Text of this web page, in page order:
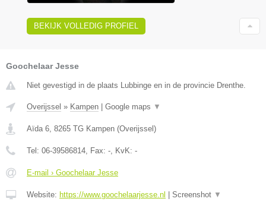
BEKIJK VOLLEDIG PROFIEL
Goochelaar Jesse
Niet gevestigd in de plaats Lubbinge en in de provincie Drenthe.
Overijssel » Kampen Google maps ▼
Aïda 6, 8265 TG Kampen (Overijssel )
Tel: 06-39586814, Fax: -, KvK: -
E-mail › Goochelaar Jesse
Website: https://www.goochelaarjesse.nl Screenshot ▼